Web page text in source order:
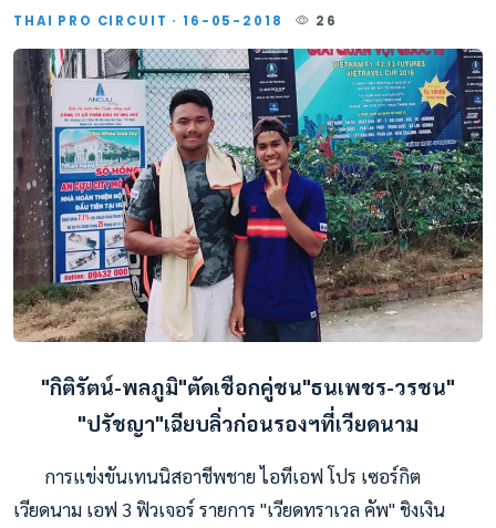
THAI PRO CIRCUIT · 16-05-2018 26
"กิติรัตน์-พลภูมิ"ตัดเชือกคู่ชน"ธนเพชร-วรชน"
"ปรัชญา"เฉียบลิ่วก่อนรองฯที่เวียดนาม
การแข่งขันเทนนิสอาชีพชาย ไอทีเอฟ โปร เซอร์กิต
เวียดนาม เอฟ 3 ฟิวเจอร์ รายการ "เวียดทราเวล คัพ" ชิงเงิน